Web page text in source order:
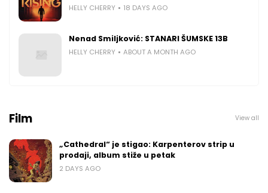
HELLY CHERRY 18 DAYS AGO
Nenad Smiljković: STANARI ŠUMSKE 13B
HELLY CHERRY ABOUT A MONTH AGO
Film View all
„Cathedral“ je stigao: Karpenterov strip u
prodaji, album stiže u petak
2 DAYS AGO